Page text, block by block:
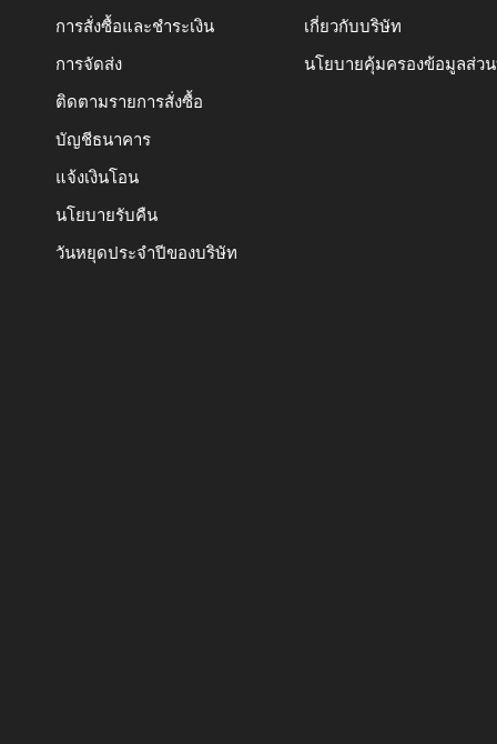
การสั่งซื้อและชำระเงิน
การจัดส่ง
ติดตามรายการสั่งซื้อ
บัญชีธนาคาร
แจ้งเงินโอน
นโยบายรับคืน
วันหยุดประจำปีของบริษัท
เกี่ยวกับบริษัท
นโยบายคุ้มครองข้อมูลส่ว